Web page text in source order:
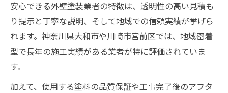
安心できる外壁塗装業者の特徴は、透明性の高い見積も
り提示と丁寧な説明、そして地域での信頼実績が挙げら
れます。神奈川県大和市や川崎市宮前区では、地域密着
型で長年の施工実績がある業者が特に評価されていま
す。
加えて、使用する塗料の品質保証や工事完了後のアフタ